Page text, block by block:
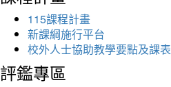
115課程計畫
新課綱施行平台
校外人士協助教學要點及課表
評鑑專區